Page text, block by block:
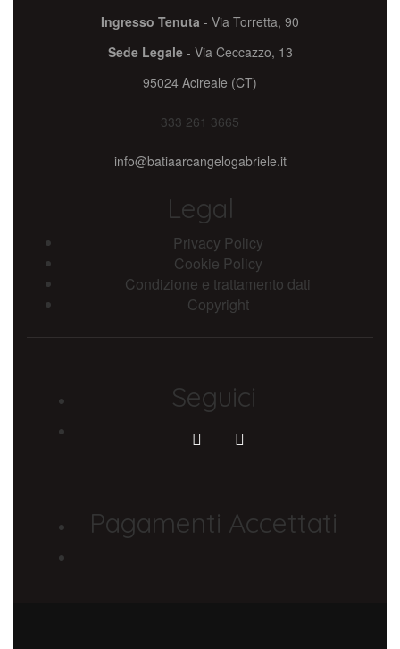
Ingresso Tenuta - Via Torretta, 90
Sede Legale- Via Ceccazzo, 13
95024 Acireale (CT)
333 261 3665
info@batiaarcangelogabriele.it
Legal
Privacy Policy
Cookie Policy
Condizione e trattamento dati
Copyright
Seguici
Pagamenti Accettati